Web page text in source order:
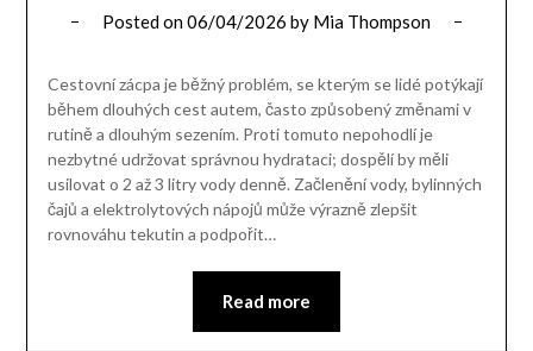
Posted on06/04/2026 by Mia Thompson
Cestovní zácpa je běžný problém, se kterým se lidé potýkají
během dlouhých cest autem, často způsobený změnami v
rutině a dlouhým sezením. Proti tomuto nepohodlí je
nezbytné udržovat správnou hydrataci; dospělí by měli
usilovat o 2 až 3 litry vody denně. Začlenění vody, bylinných
čajů a elektrolytových nápojů může výrazně zlepšit
rovnováhu tekutin a podpořit…
Read more